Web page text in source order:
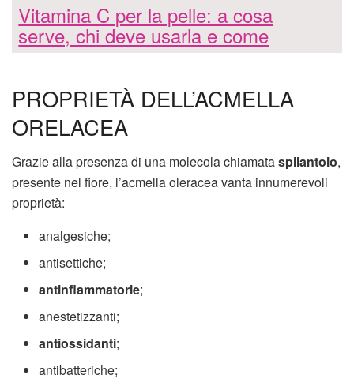
Vitamina C per la pelle: a cosa
serve, chi deve usarla e come
PROPRIETÀ DELL’ACMELLA
ORELACEA
Grazie alla presenza di una molecola chiamataspilantolo,
presente nel fiore, l’acmella oleracea vanta innumerevoli
proprietà:
analgesiche;
antisettiche;
antinfiammatorie;
anestetizzanti;
antiossidanti;
antibatteriche;